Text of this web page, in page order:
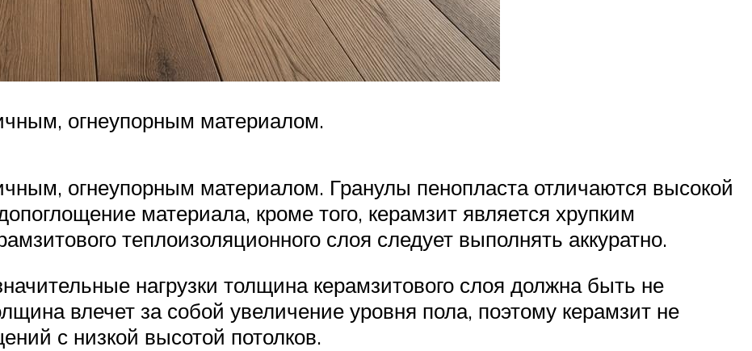
огнеупорным материалом.
огнеупорным материалом. Гранулы пенопласта отличаются высокой
материала, кроме того, керамзит является хрупким
теплоизоляционного слоя следует выполнять аккуратно.
нагрузки толщина керамзитового слоя должна быть не
влечет за собой увеличение уровня пола, поэтому керамзит не
с низкой высотой потолков.